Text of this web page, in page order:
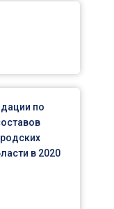
по
в 2020